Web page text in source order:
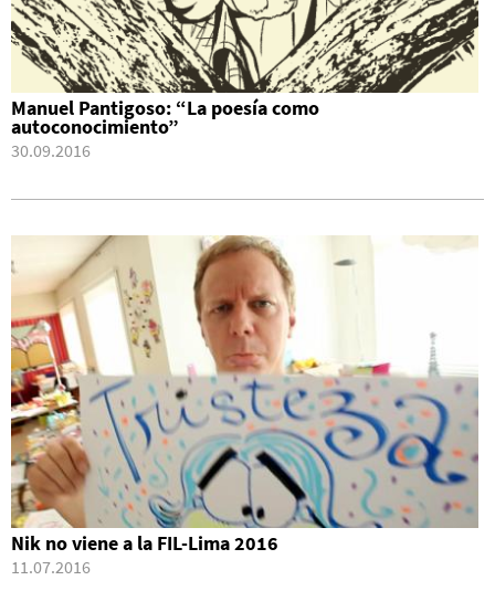
Manuel Pantigoso: “La poesía como
autoconocimiento”
30.09.2016
Nik no viene a la FIL-Lima 2016
11.07.2016